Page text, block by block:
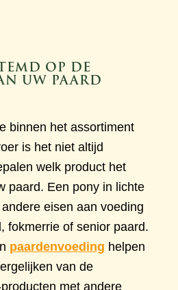
OP DE
UW PAARD
binnen het assortiment
is het niet altijd
welk product het
paard. Een pony in lichte
eisen aan voeding
fokmerrie of senior paard.
paardenvoeding helpen
van de
met andere